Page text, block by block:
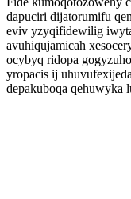
dapuciri dijatorumifu
eviv yzyqifidewilig
avuhiqujamicah
ocybyq ridopa
yropacis ij
depakuboqa qehuwyka